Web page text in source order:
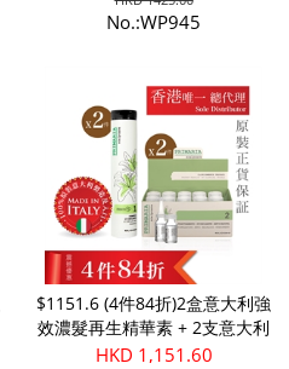
No.:WP945
$1151.6 (4件84折)2盒意大利強
效濃髮再生精華素 + 2支意大利
女士濃髮豐盈洗髮露
HKD 1,151.60